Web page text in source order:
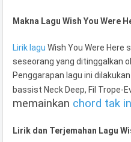
Makna Lagu Wish You Were
Lirik lagu Wish You Were Here
seseorang yang ditinggalkan
Penggarapan lagu ini
bassist Neck Deep, Fil Trope-
memainkan chord tak
Lirik dan Terjemahan Lagu